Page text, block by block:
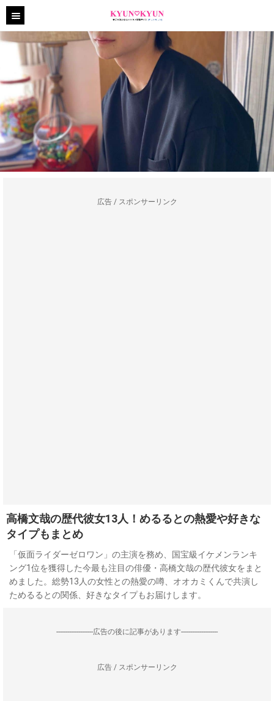
広告 / スポンサーリンク
高橋文哉の歴代彼女13人！めるるとの熱愛や好きな
タイプもまとめ
「仮面ライダーゼロワン」の主演を務め、国宝級イケメンランキ
ング1位を獲得した今最も注目の俳優・高橋文哉の歴代彼女をまと
めました。総勢13人の女性との熱愛の噂、オオカミくんで共演し
ためるるとの関係、好きなタイプもお届けします。
--------------------広告の後に記事があります--------------------
広告 / スポンサーリンク